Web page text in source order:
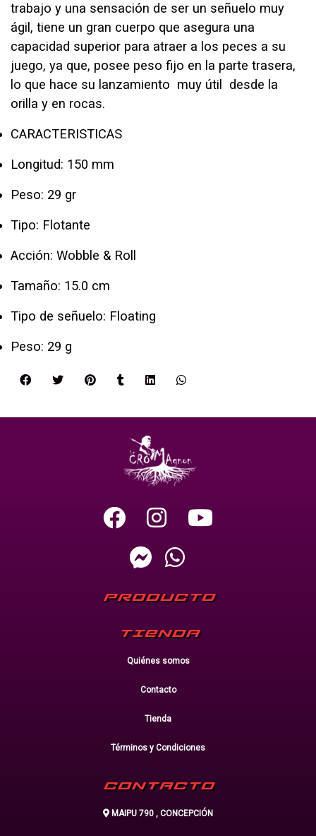
trabajo y una sensación de ser un señuelo muy
ágil, tiene un gran cuerpo que asegura una
capacidad superior para atraer a los peces a su
juego, ya que, posee peso fijo en la parte trasera,
lo que hace su lanzamiento muy útil desde la
orilla y en rocas.
CARACTERISTICAS
Longitud: 150 mm
Peso: 29 gr
Tipo: Flotante
Acción: Wobble & Roll
Tamaño: 15.0 cm
Tipo de señuelo: Floating
Peso: 29 g
PRODUCTO
TIENDA
Quiénes somos
Contacto
Tienda
Términos y Condiciones
CONTACTO
MAIPU 790 , CONCEPCIÓN